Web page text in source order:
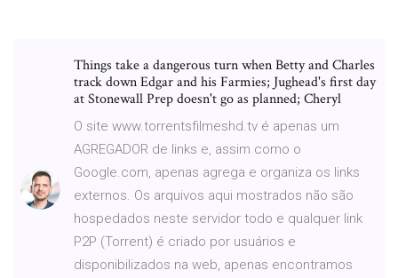
Things take a dangerous turn when Betty and Charles
track down Edgar and his Farmies; Jughead's first day
at Stonewall Prep doesn't go as planned; Cheryl
O site www.torrentsfilmeshd.tv é apenas um
AGREGADOR de links e, assim como o
Google.com, apenas agrega e organiza os links
externos. Os arquivos aqui mostrados não são
hospedados neste servidor todo e qualquer link
P2P (Torrent) é criado por usuários e
disponibilizados na web, apenas encontramos